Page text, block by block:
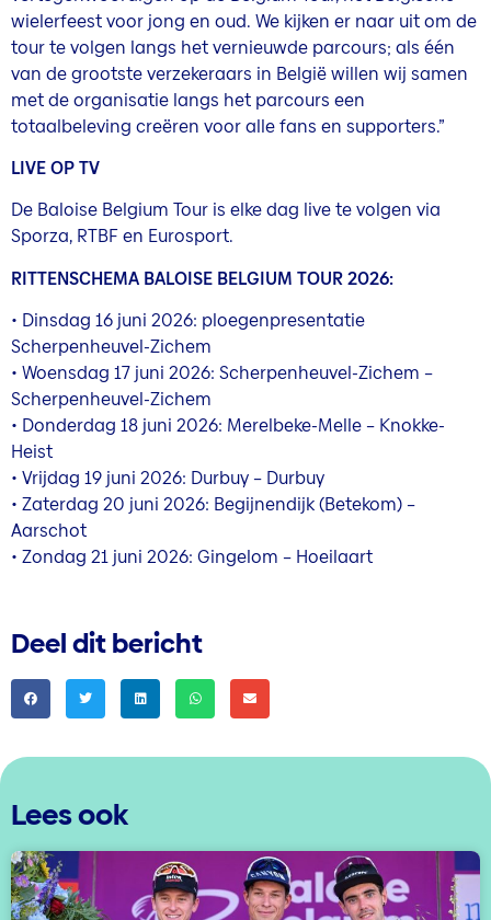
wielerfeest voor jong en oud. We kijken er naar uit om de
tour te volgen langs het vernieuwde parcours; als één
van de grootste verzekeraars in België willen wij samen
met de organisatie langs het parcours een
totaalbeleving creëren voor alle fans en supporters.”
LIVE OP TV
De Baloise Belgium Tour is elke dag live te volgen via
Sporza, RTBF en Eurosport.
RITTENSCHEMA BALOISE BELGIUM TOUR 2026:
• Dinsdag 16 juni 2026: ploegenpresentatie
Scherpenheuvel-Zichem
• Woensdag 17 juni 2026: Scherpenheuvel-Zichem –
Scherpenheuvel-Zichem
• Donderdag 18 juni 2026: Merelbeke-Melle – Knokke-
Heist
• Vrijdag 19 juni 2026: Durbuy – Durbuy
• Zaterdag 20 juni 2026: Begijnendijk (Betekom) –
Aarschot
• Zondag 21 juni 2026: Gingelom – Hoeilaart
Deel dit bericht
Lees ook